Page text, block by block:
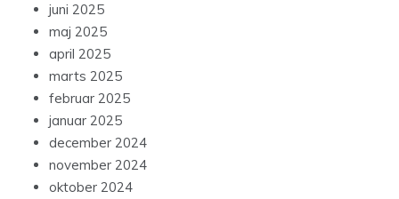
juni 2025
maj 2025
april 2025
marts 2025
februar 2025
januar 2025
december 2024
november 2024
oktober 2024